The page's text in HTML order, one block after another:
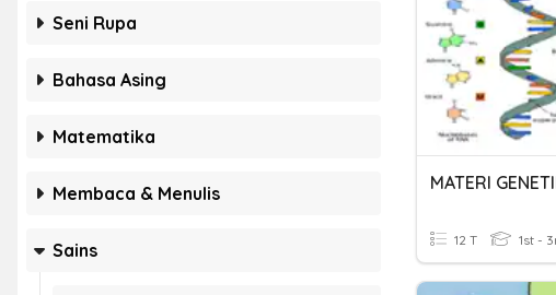
Seni Rupa
Bahasa Asing
Matematika
Membaca & Menulis
Sains 12 T 1st -